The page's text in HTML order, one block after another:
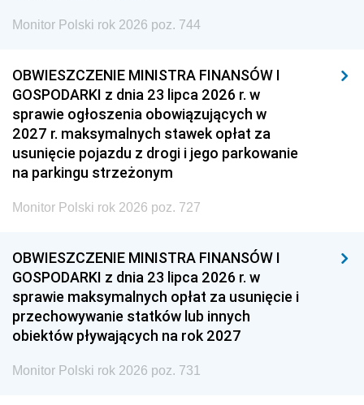
Monitor Polski rok 2026 poz. 744
OBWIESZCZENIE MINISTRA FINANSÓW I
GOSPODARKI z dnia 23 lipca 2026 r. w
sprawie ogłoszenia obowiązujących w
2027 r. maksymalnych stawek opłat za
usunięcie pojazdu z drogi i jego parkowanie
na parkingu strzeżonym
Monitor Polski rok 2026 poz. 727
OBWIESZCZENIE MINISTRA FINANSÓW I
GOSPODARKI z dnia 23 lipca 2026 r. w
sprawie maksymalnych opłat za usunięcie i
przechowywanie statków lub innych
obiektów pływających na rok 2027
Monitor Polski rok 2026 poz. 731